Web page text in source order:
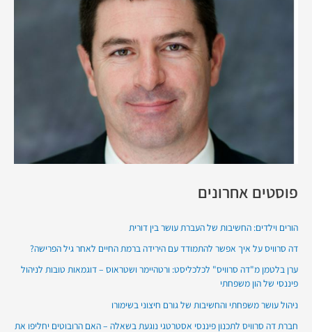
פוסטים אחרונים
הורים וילדים: החשיבות של העברת עושר בין דורית
דה סרוויס על איך אפשר להתמודד עם הירידה ברמת החיים לאחר גיל הפרישה?
ערן בלטמן מ"דה סרוויס" לכלכליסט: ורטהיימר ושטראוס – דוגמאות טובות לניהול
פיננסי של הון משפחתי
ניהול עושר משפחתי והחשיבות של גורם חיצוני בשימורו
חברת דה סרוויס לתכנון פיננסי אסטרטגי נוגעת בשאלה – האם הרובוטים יחליפו את